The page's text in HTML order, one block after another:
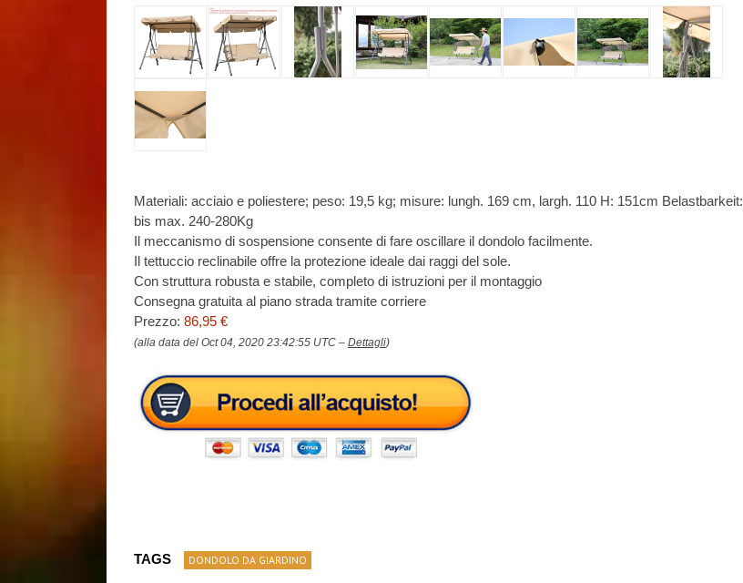
Materiali: acciaio e poliestere; peso: 19,5 kg; misure: lungh. 169 cm, largh. 110 H: 151cm Belastbarkeit:
bis max. 240-280Kg
Il meccanismo di sospensione consente di fare oscillare il dondolo facilmente.
Il tettuccio reclinabile offre la protezione ideale dai raggi del sole.
Con struttura robusta e stabile, completo di istruzioni per il montaggio
Consegna gratuita al piano strada tramite corriere
Prezzo: 86,95 €
(alla data del Oct 04, 2020 23:42:55 UTC – Dettagli)
TAGS DONDOLO DA GIARDINO